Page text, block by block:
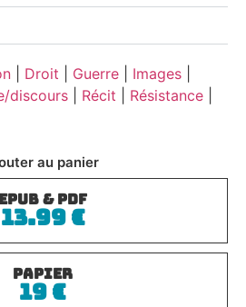
au panier
ePub & PDF
13.99€
PAPIER
19€
Droit Guerre Images
discours Récit Résistance